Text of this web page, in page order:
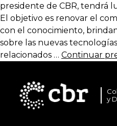
presidente de CBR, tendrá
El objetivo es renovar el
con el conocimiento,
sobre las nuevas
relacionados … Continuar
y